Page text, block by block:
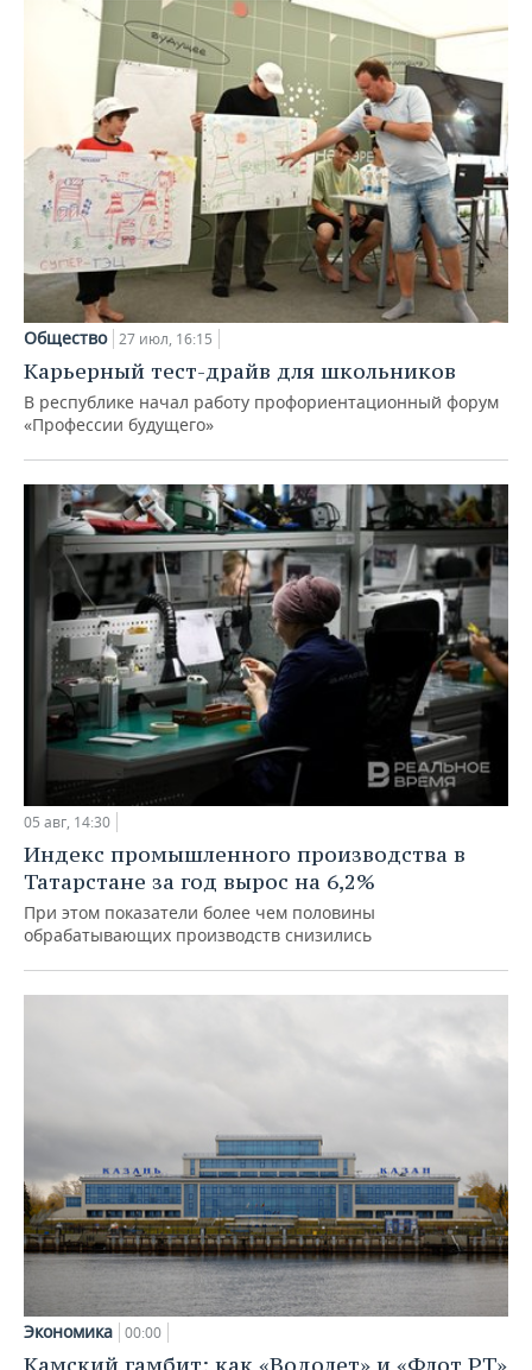
Общество 27 июл, 16:15
Карьерный тест-драйв для школьников
В республике начал работу профориентационный форум
«Профессии будущего»
05 авг, 14:30
Индекс промышленного производства в
Татарстане за год вырос на 6,2%
При этом показатели более чем половины
обрабатывающих производств снизились
Экономика 00:00